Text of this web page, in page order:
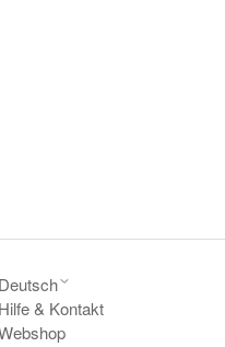
Deutsch
Hilfe & Kontakt